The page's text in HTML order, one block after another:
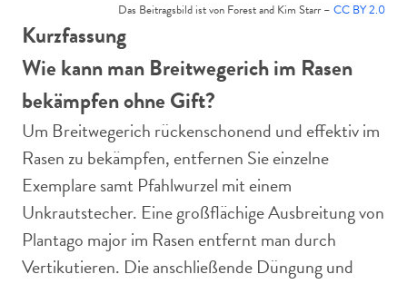
Das Beitragsbild ist von Forest and Kim Starr – CC BY 2.0
Kurzfassung
Wie kann man Breitwegerich im Rasen
bekämpfen ohne Gift?
Um Breitwegerich rückenschonend und effektiv im
Rasen zu bekämpfen, entfernen Sie einzelne
Exemplare samt Pfahlwurzel mit einem
Unkrautstecher. Eine großflächige Ausbreitung von
Plantago major im Rasen entfernt man durch
Vertikutieren. Die anschließende Düngung und